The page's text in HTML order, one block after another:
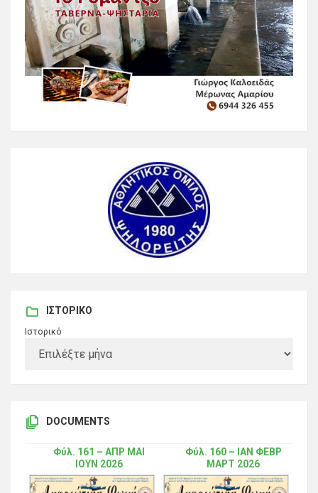
ΙΣΤΟΡΙΚΌ
Ιστορικό
DOCUMENTS
Φύλ. 161 – ΑΠΡ ΜΑΙ
ΙΟΥΝ 2026
Φύλ. 160 – ΙΑΝ ΦΕΒΡ
ΜΑΡΤ 2026